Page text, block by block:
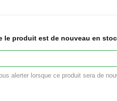
le produit est de nouveau en
alerter lorsque ce produit sera de